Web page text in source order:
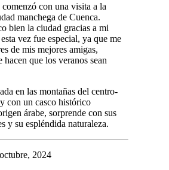
comenzó con una visita a la
manchega de Cuenca.
bien la ciudad gracias a mi
vez fue especial, ya que me
de mis mejores amigas,
hacen que los veranos sean
en las montañas del centro-
con un casco histórico
árabe, sorprende con sus
y su espléndida naturaleza.
2024